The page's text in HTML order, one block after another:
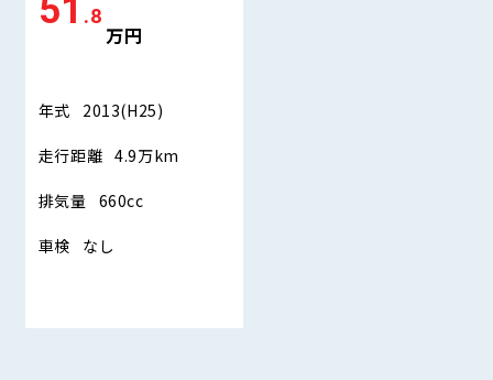
51 .8
万円
年式 2013(H25)
走行距離 4.9万km
排気量 660cc
車検 なし